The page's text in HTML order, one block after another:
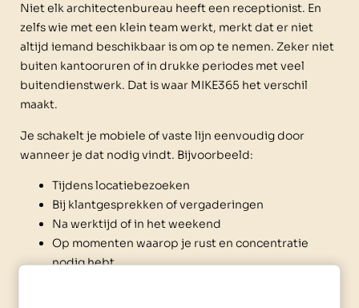
Niet elk architectenbureau heeft een receptionist. En
zelfs wie met een klein team werkt, merkt dat er niet
altijd iemand beschikbaar is om op te nemen. Zeker niet
buiten kantooruren of in drukke periodes met veel
buitendienstwerk. Dat is waar MIKE365 het verschil
maakt.
Je schakelt je mobiele of vaste lijn eenvoudig door
wanneer je dat nodig vindt. Bijvoorbeeld:
Tijdens locatiebezoeken
Bij klantgesprekken of vergaderingen
Na werktijd of in het weekend
Op momenten waarop je rust en concentratie
nodig hebt